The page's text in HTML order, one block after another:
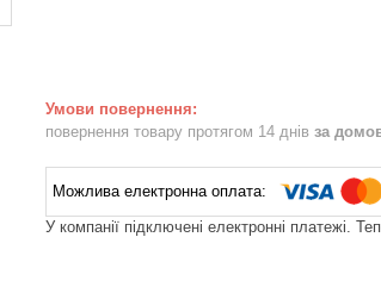
повернення товару протягом 14 днів за
У компанії підключені електронні платежі.